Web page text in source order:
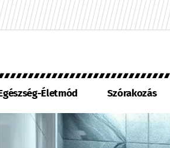
Életmód Szórakozás